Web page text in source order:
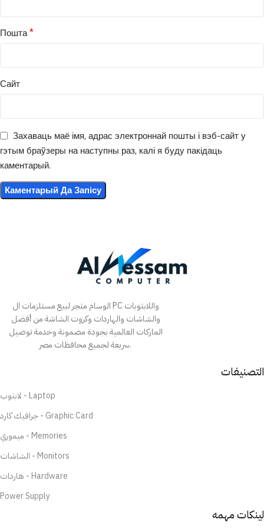
Пошта*
Сайт
Захаваць маё імя, адрас электроннай пошты і вэб-сайт у
гэтым браўзеры на наступны раз, калі я буду пакідаць
каментарый.
الوسام متجر لبيع مستلزمات ال PC واللابتوبات
والشاشات والهاردات وكروت الشاشة من أفضل
الماركات العالمية بجودة مضمونة وخدمة توصيل
سريعة لجميع محافظات مصر.
التصنيفات
لابتوب - Laptop
جرافيك كارد - Graphic Card
ميموري - Memories
الشاشات - Monitors
هاردات - Hardware
Power Supply
لينكات مهمه